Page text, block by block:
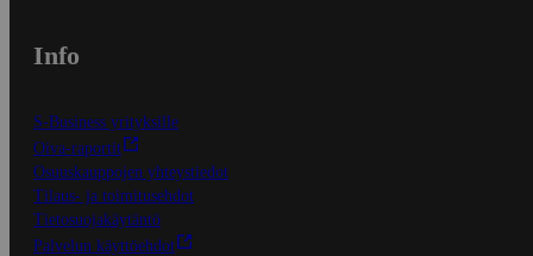
Info
S-Business yrityksille
Oiva-raportit
Osuuskauppojen yhteystiedot
Tilaus- ja toimitusehdot
Tietosuojakäytäntö
Palvelun käyttöehdot